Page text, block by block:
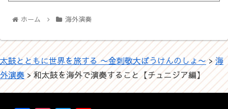
ホーム 海外演奏
太鼓とともに世界を旅する 〜金刺敬大ぼうけんのしょ〜>海
外演奏>和太鼓を海外で演奏すること【チュニジア編】